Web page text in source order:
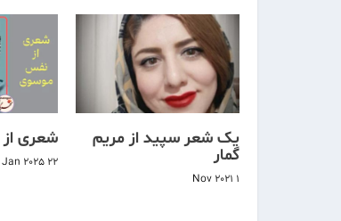
یک شعر سپید از مریم
گمار
1 Nov 2021
شعری
22 Jan 2025